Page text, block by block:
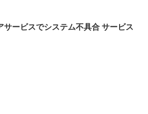
サービスでシステム不具合 サービス